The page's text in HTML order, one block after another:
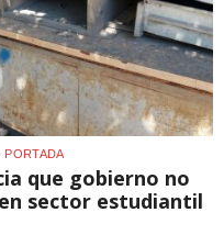
PORTADA
que gobierno no
sector estudiantil